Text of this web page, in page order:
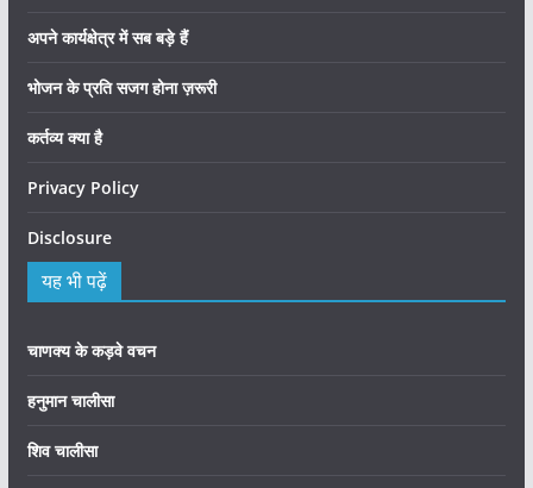
अपने कार्यक्षेत्र में सब बड़े हैं
भोजन के प्रति सजग होना ज़रूरी
कर्तव्य क्या है
Privacy Policy
Disclosure
यह भी पढ़ें
चाणक्य के कड़वे वचन
हनुमान चालीसा
शिव चालीसा